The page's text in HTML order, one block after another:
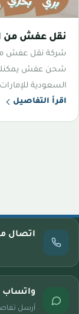
نقل عفش من
شركة نقل عفش
شحن عفش يمكنك
السعودية
اقرأ التفاصيل
اتصال
واتساب
أرسل